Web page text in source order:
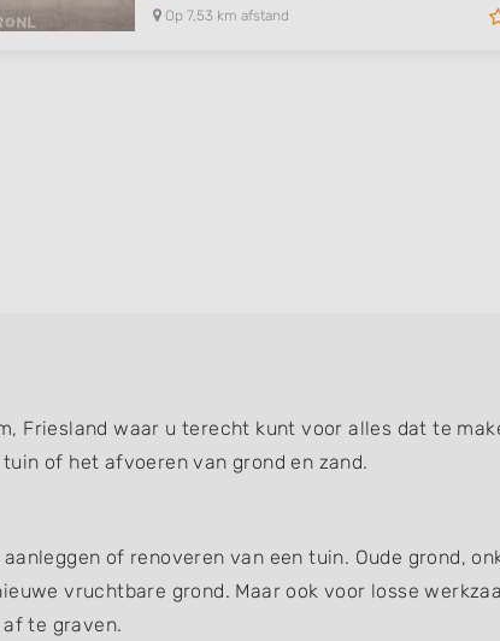
Op 7,53 km afstand
Friesland waar u terecht kunt voor alles dat te
of het afvoeren van grond en zand.
of renoveren van een tuin. Oude grond,
vruchtbare grond. Maar ook voor losse
te graven.